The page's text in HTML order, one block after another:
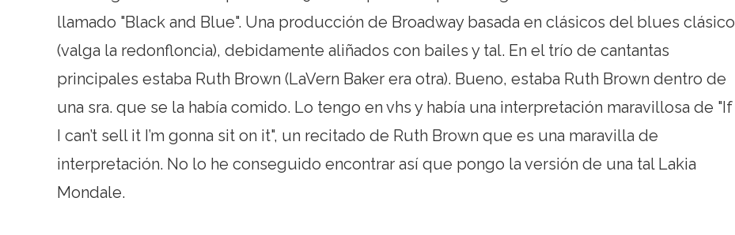
llamado "Black and Blue". Una producción de Broadway basada en clásicos del blues clásico
(valga la redonfloncia), debidamente aliñados con bailes y tal. En el trío de cantantas
principales estaba Ruth Brown (LaVern Baker era otra). Bueno, estaba Ruth Brown dentro de
una sra. que se la había comido. Lo tengo en vhs y había una interpretación maravillosa de "If
I can’t sell it I’m gonna sit on it", un recitado de Ruth Brown que es una maravilla de
interpretación. No lo he conseguido encontrar así que pongo la versión de una tal Lakia
Mondale.